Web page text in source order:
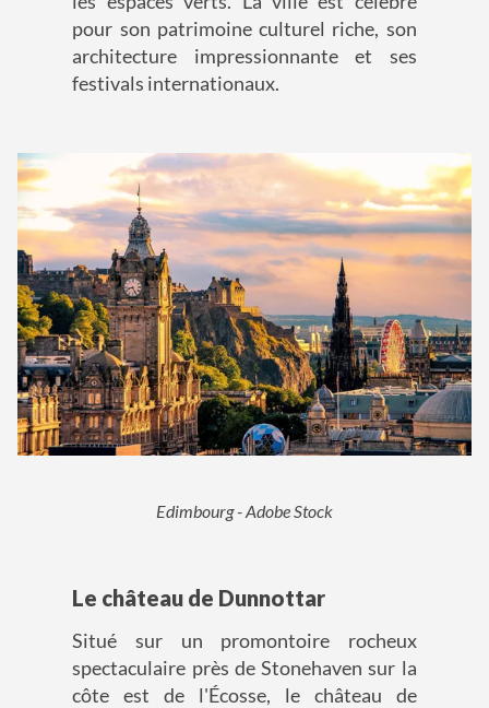
pour son patrimoine culturel riche, son
architecture impressionnante et ses
festivals internationaux.
Edimbourg - Adobe Stock
Le château de Dunnottar
Situé sur un promontoire rocheux
spectaculaire près de Stonehaven sur la
côte est de l'Écosse, le château de